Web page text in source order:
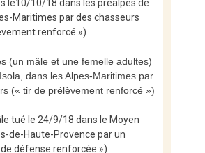
le10/10/18 dans les préalpes de
Maritimes par des chasseurs
renforcé »)
(un mâle et une femelle adultes)
dans les Alpes-Maritimes par
(« tir de prélèvement renforcé »)
tué le 24/9/18 dans le Moyen
de-Haute-Provence par un
défense renforcée »)